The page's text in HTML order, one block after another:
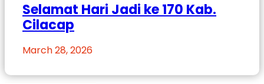
Selamat Hari Jadi ke 170 Kab.
Cilacap
March 28, 2026